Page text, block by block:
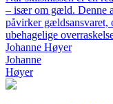
– især om gæld. Denne
påvirker gældsansvaret,
ubehagelige
Johanne Høyer
Johanne
Høyer